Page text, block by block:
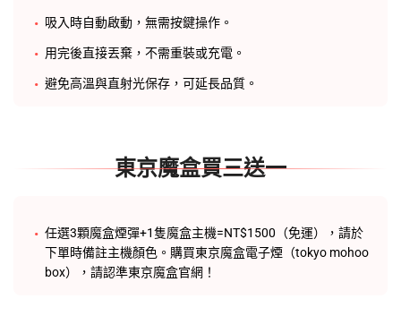
吸入時自動啟動，無需按鍵操作。
用完後直接丟棄，不需重裝或充電。
避免高溫與直射光保存，可延長品質。
東京魔盒買三送一
任選3顆魔盒煙彈+1隻魔盒主機=NT$1500（免運），請於
下單時備註主機顏色。購買東京魔盒電子煙（tokyo mohoo
box），請認準東京魔盒官網！